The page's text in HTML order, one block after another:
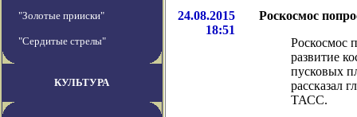
"Золотые прииски"
"Сердитые стрелы"
КУЛЬТУРА
24.08.2015
18:51
Роскосмос
Роскосмос
развитие
пусковых
рассказал
ТАСС.